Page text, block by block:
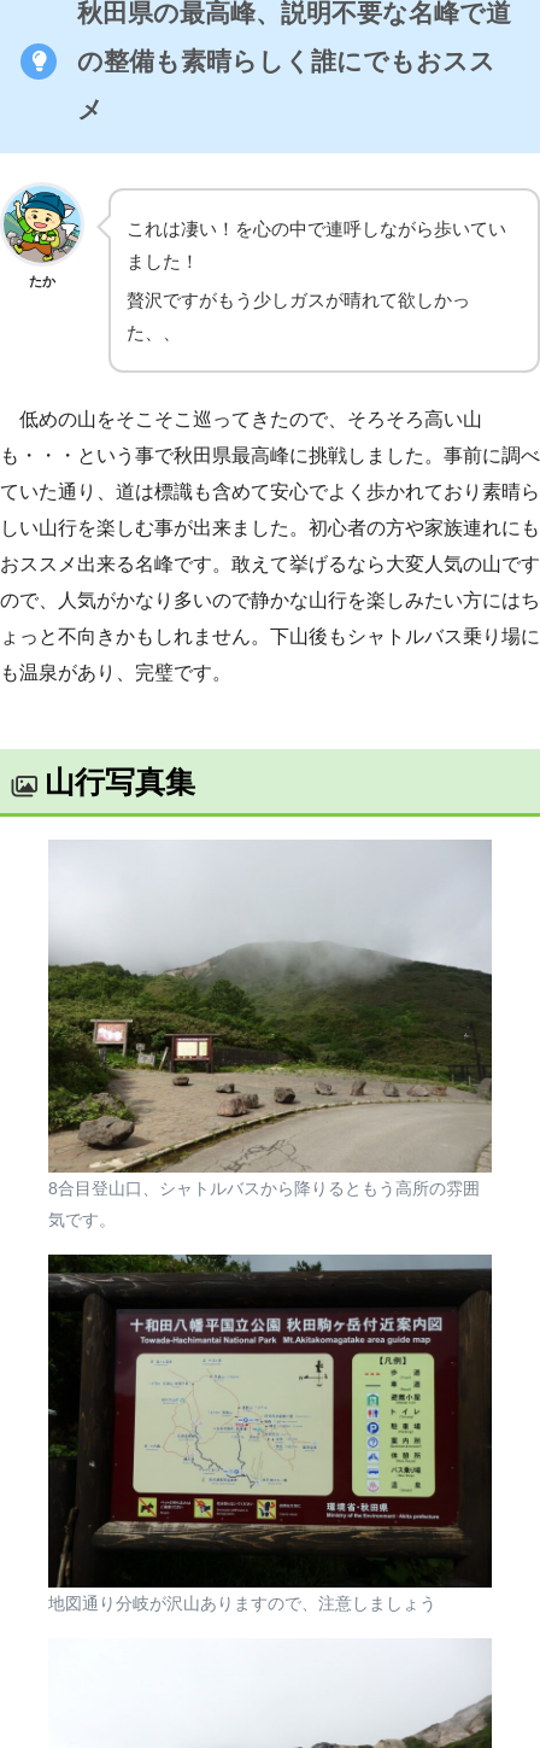
秋田県の最高峰、説明不要な名峰で道
の整備も素晴らしく誰にでもおスス
メ
たか
これは凄い！を心の中で連呼しながら歩いてい
ました！
贅沢ですがもう少しガスが晴れて欲しかっ
た、、
低めの山をそこそこ巡ってきたので、そろそろ高い山
も・・・という事で秋田県最高峰に挑戦しました。事前に調べ
ていた通り、道は標識も含めて安心でよく歩かれており素晴ら
しい山行を楽しむ事が出来ました。初心者の方や家族連れにも
おススメ出来る名峰です。敢えて挙げるなら大変人気の山です
ので、人気がかなり多いので静かな山行を楽しみたい方にはち
ょっと不向きかもしれません。下山後もシャトルバス乗り場に
も温泉があり、完璧です。
山行写真集
8合目登山口、シャトルバスから降りるともう高所の雰囲
気です。
地図通り分岐が沢山ありますので、注意しましょう